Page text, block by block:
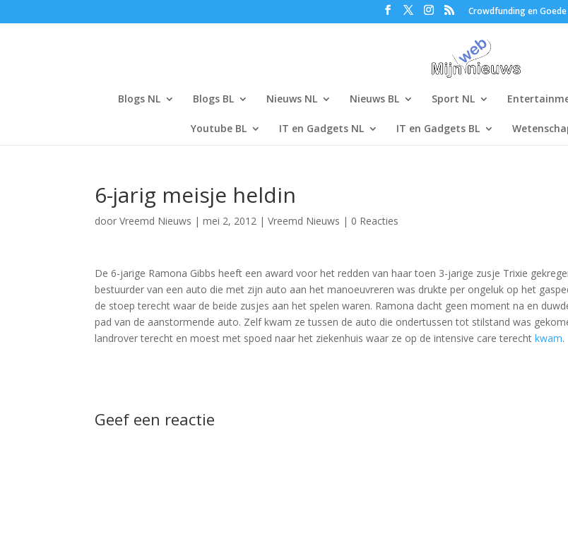
Crowdfunding en
Blogs NL Blogs BL Nieuws NL Nieuws BL Sport NL
Youtube BL IT en Gadgets NL IT en Gadgets BL
6-jarig meisje heldin
doorVreemd Nieuws |mei 2, 2012 |Vreemd Nieuws | 0 Reacties
De 6-jarige Ramona Gibbs heeft een award voor het redden van haar toen 3-jarige zusje Trixie
bestuurder van een auto die met zijn auto aan het manoeuvreren was drukte per ongeluk op het
de stoep terecht waar de beide zusjes aan het spelen waren. Ramona dacht geen moment na en
pad van de aanstormende auto. Zelf kwam ze tussen de auto die ondertussen tot stilstand was
landrover terecht en moest met spoed naar het ziekenhuis waar ze op de intensive care terechtkwam.
Geef een reactie